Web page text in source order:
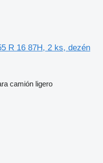
R 16 87H, 2 ks, dezén
camión ligero